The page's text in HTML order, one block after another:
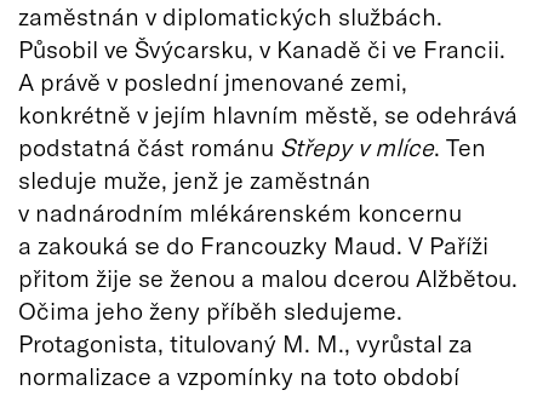
zaměstnán v diplomatických službách.
Působil ve Švýcarsku, v Kanadě či ve Francii.
A právě v poslední jmenované zemi,
konkrétně v jejím hlavním městě, se odehrává
podstatná část románu Střepy v mlíce. Ten
sleduje muže, jenž je zaměstnán
v nadnárodním mlékárenském koncernu
a zakouká se do Francouzky Maud. V Paříži
přitom žije se ženou a malou dcerou Alžbětou.
Očima jeho ženy příběh sledujeme.
Protagonista, titulovaný M. M., vyrůstal za
normalizace a vzpomínky na toto období